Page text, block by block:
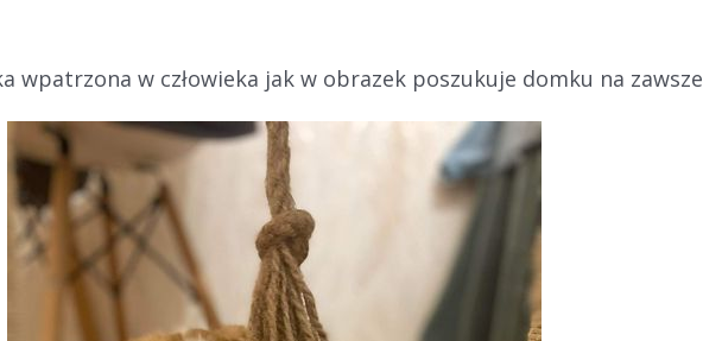
wpatrzona w człowieka jak w obrazek poszukuje domku na zawsze